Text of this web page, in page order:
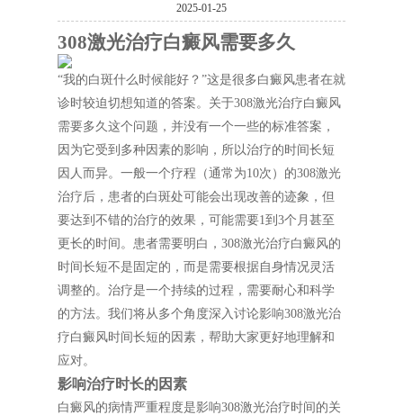
2025-01-25
308激光治疗白癜风需要多久
“我的白斑什么时候能好？”这是很多白癜风患者在就
诊时较迫切想知道的答案。关于308激光治疗白癜风
需要多久这个问题，并没有一个一些的标准答案，
因为它受到多种因素的影响，所以治疗的时间长短
因人而异。一般一个疗程（通常为10次）的308激光
治疗后，患者的白斑处可能会出现改善的迹象，但
要达到不错的治疗的效果，可能需要1到3个月甚至
更长的时间。患者需要明白，308激光治疗白癜风的
时间长短不是固定的，而是需要根据自身情况灵活
调整的。治疗是一个持续的过程，需要耐心和科学
的方法。我们将从多个角度深入讨论影响308激光治
疗白癜风时间长短的因素，帮助大家更好地理解和
应对。
影响治疗时长的因素
白癜风的病情严重程度是影响308激光治疗时间的关